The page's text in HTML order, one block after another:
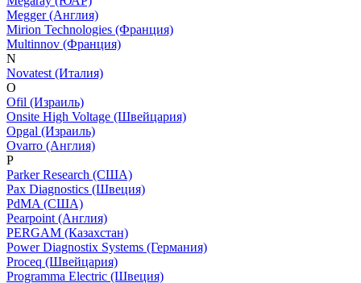
Megger (Англия)
Mirion Technologies (Франция)
Multinnov (Франция)
N
Novatest (Италия)
O
Ofil (Израиль)
Onsite High Voltage (Швейцария)
Opgal (Израиль)
Ovarro (Англия)
P
Parker Research (США)
Pax Diagnostics (Швеция)
PdMA (США)
Pearpoint (Англия)
PERGAM (Казахстан)
Power Diagnostix Systems (Германия)
Proceq (Швейцария)
Programma Electric (Швеция)